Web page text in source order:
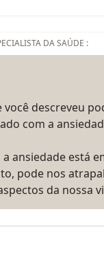
DA SAÚDE :
você descreveu
com a
ansiedade está
pode nos
da nossa